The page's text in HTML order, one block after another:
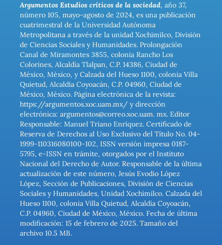
Argumentos Estudios críticos de la sociedad, año 37,
número 105, mayo-agosto de 2024, es una publicación
cuatrimestral de la Universidad Autónoma
Metropolitana a través de la unidad Xochimilco, División
de Ciencias Sociales y Humanidades. Prolongación
Canal de Miramontes 3855, colonia Rancho Los
Colorines, Alcaldía Tlalpan, C.P. 14386, Ciudad de
México, México, y Calzada del Hueso 1100, colonia Villa
Quietud, Alcaldía Coyoacán, C.P. 04960, Ciudad de
México, México. Página electrónica de la revista:
https://argumentos.xoc.uam.mx/ y dirección
electrónica: argumentos@correo.xoc.uam. mx. Editor
Responsable: Manuel Triano Enríquez. Certificado de
Reserva de Derechos al Uso Exclusivo del Título No. 04-
1999-110316080100-102, ISSN versión impresa 0187-
5795, e-ISSN en trámite, otorgados por el Instituto
Nacional del Derecho de Autor. Responsable de la última
actualización de este número, Jesús Evodio López
López, Sección de Publicaciones, División de Ciencias
Sociales y Humanidades, Unidad Xochimilco. Calzada del
Hueso 1100, colonia Villa Quietud, Alcaldía Coyoacán,
C.P. 04960, Ciudad de México, México. Fecha de última
modificación: 15 de febrero de 2025. Tamaño del
archivo 10.5 MB.